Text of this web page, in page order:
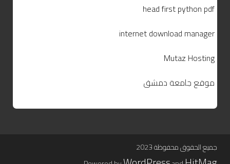
head first python pdf
internet download manager
Mutaz Hosting
موقع جامعة دمشق
جميع الحقوق محفوظة 2023